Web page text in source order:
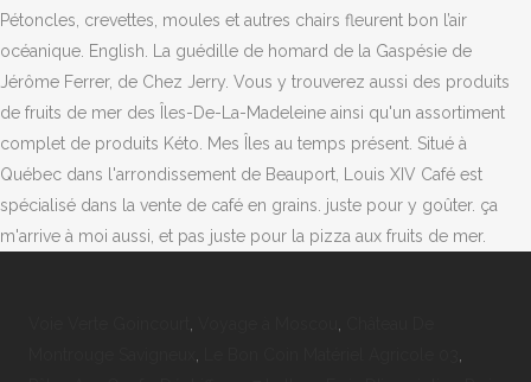
Pétoncles, crevettes, moules et autres chairs fleurent bon l’air
océanique. English. La guédille de homard de la Gaspésie de
Jérôme Ferrer, de Chez Jerry. Vous y trouverez aussi des produits
de fruits de mer des Îles-De-La-Madeleine ainsi qu'un assortiment
complet de produits Kéto. Mes Îles au temps présent. Situé à
Québec dans l'arrondissement de Beauport, Louis XIV Café est
spécialisé dans la vente de café en grains. juste pour y goûter. ça
m'arrive à moi aussi, et pas juste pour la pizza aux fruits de mer.